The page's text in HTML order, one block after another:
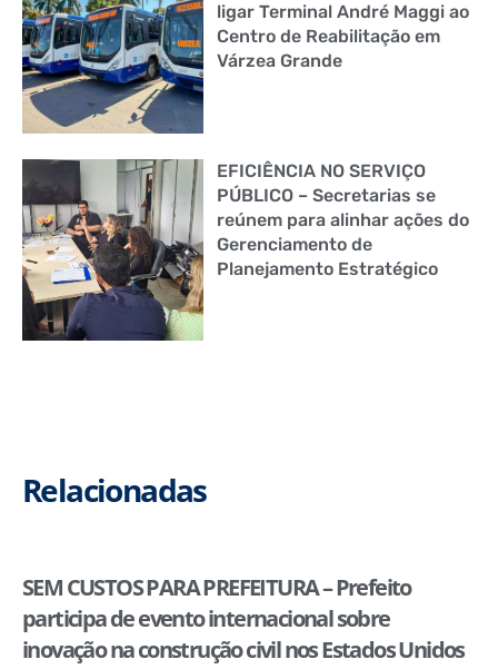
ligar Terminal André Maggi ao
Centro de Reabilitação em
Várzea Grande
EFICIÊNCIA NO SERVIÇO
PÚBLICO – Secretarias se
reúnem para alinhar ações do
Gerenciamento de
Planejamento Estratégico
Relacionadas
SEM CUSTOS PARA PREFEITURA – Prefeito
participa de evento internacional sobre
inovação na construção civil nos Estados Unidos